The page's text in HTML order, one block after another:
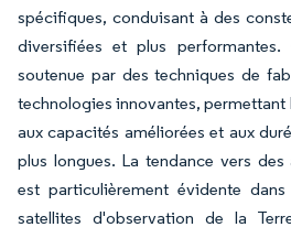
spécifiques, conduisant à des
diversifiées et plus
soutenue par des techniques de
technologies innovantes,
aux capacités améliorées et aux
plus longues. La tendance vers
est particulièrement évidente
satellites d'observation de la